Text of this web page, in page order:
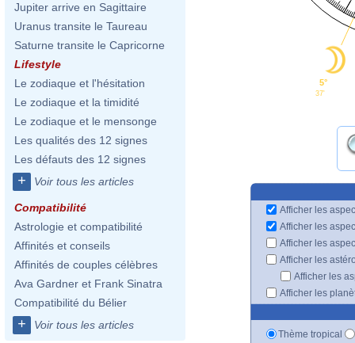
Jupiter arrive en Sagittaire
Uranus transite le Taureau
Saturne transite le Capricorne
Lifestyle
Le zodiaque et l'hésitation
Le zodiaque et la timidité
Le zodiaque et le mensonge
Les qualités des 12 signes
Les défauts des 12 signes
+ Voir tous les articles
Compatibilité
Astrologie et compatibilité
Affinités et conseils
Affinités de couples célèbres
Ava Gardner et Frank Sinatra
Compatibilité du Bélier
+ Voir tous les articles
5°
37'
Afficher les
Afficher les
Afficher les
Afficher les
Afficher les
Afficher les
Thème tropical